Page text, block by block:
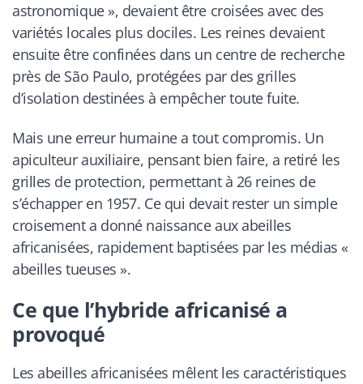
astronomique », devaient être croisées avec des
variétés locales plus dociles. Les reines devaient
ensuite être confinées dans un centre de recherche
près de São Paulo, protégées par des grilles
d’isolation destinées à empêcher toute fuite.
Mais une erreur humaine a tout compromis. Un
apiculteur auxiliaire, pensant bien faire, a retiré les
grilles de protection, permettant à 26 reines de
s’échapper en 1957. Ce qui devait rester un simple
croisement a donné naissance aux abeilles
africanisées, rapidement baptisées par les médias «
abeilles tueuses ».
Ce que l’hybride africanisé a
provoqué
Les abeilles africanisées mêlent les caractéristiques